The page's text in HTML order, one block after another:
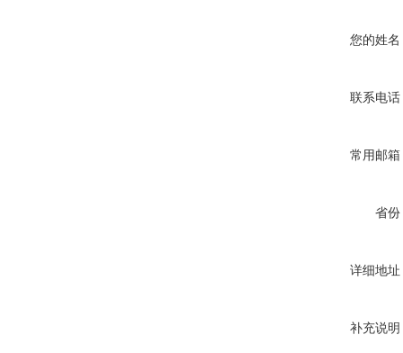
您的姓名
联系电话
常用邮箱
省份
详细地址
补充说明